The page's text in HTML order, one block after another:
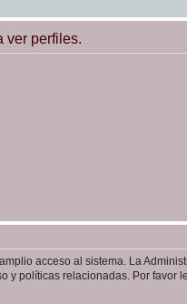
ver perfiles.
acceso al sistema. La
políticas relacionadas. Por favor